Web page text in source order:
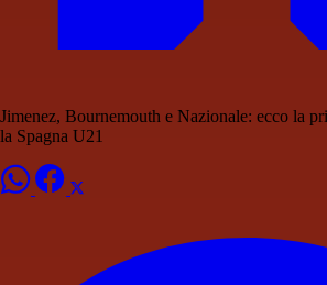
Jimenez, Bournemouth e Nazionale: ecco la
la Spagna U21